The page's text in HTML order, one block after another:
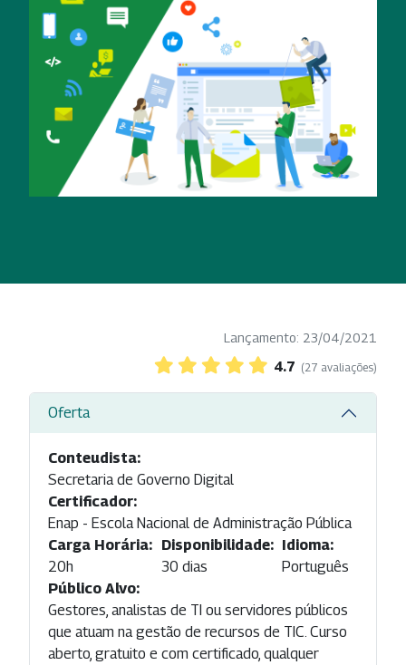
Lançamento: 23/04/2021
4.7 (27 avaliações)
Oferta
Conteudista:
Secretaria de Governo Digital
Certificador:
Enap - Escola Nacional de Administração Pública
Carga Horária:
20h
Disponibilidade:
30 dias
Idioma:
Português
Público Alvo:
Gestores, analistas de TI ou servidores públicos
que atuam na gestão de recursos de TIC. Curso
aberto, gratuito e com certificado, qualquer